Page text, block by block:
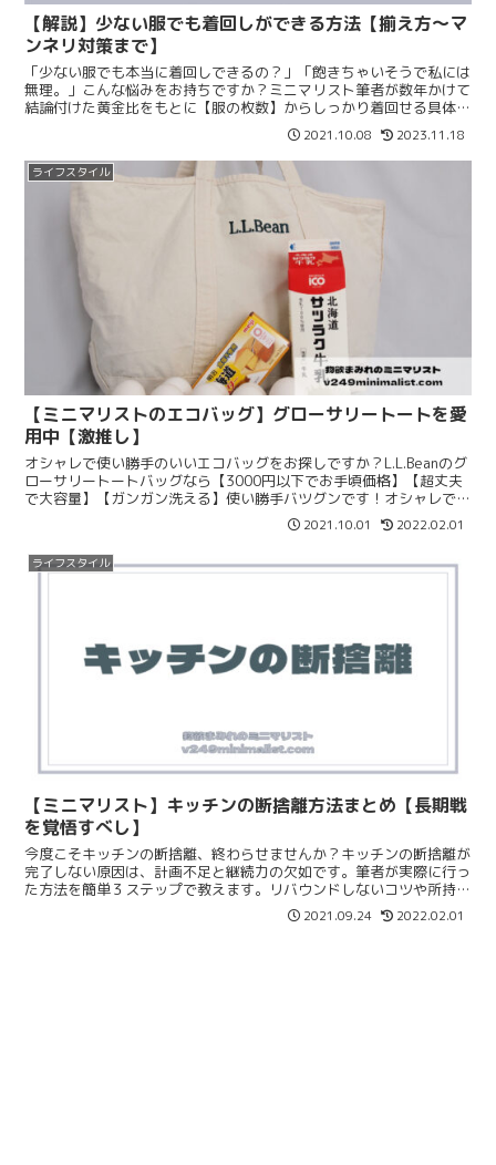
【解説】少ない服でも着回しができる方法【揃え方〜マ
ンネリ対策まで】
「少ない服でも本当に着回しできるの？」「飽きちゃいそうで私には
無理。」こんな悩みをお持ちですか？ミニマリスト筆者が数年かけて
結論付けた黄金比をもとに【服の枚数】からしっかり着回せる具体的
な【アイテムの選び方】【マンネリ対策方法】をまとめます。
2021.10.08 2023.11.18
ライフスタイル
【ミニマリストのエコバッグ】グローサリートートを愛
用中【激推し】
オシャレで使い勝手のいいエコバッグをお探しですか？L.L.Beanのグ
ローサリートートバッグなら【3000円以下でお手頃価格】【超丈夫
で大容量】【ガンガン洗える】使い勝手バツグンです！オシャレで実
用的なエコバッグが欲しい人は必見ですよ。2021.10.01 2022.02.01
ライフスタイル
【ミニマリスト】キッチンの断捨離方法まとめ【長期戦
を覚悟すべし】
今度こそキッチンの断捨離、終わらせませんか？キッチンの断捨離が
完了しない原因は、計画不足と継続力の欠如です。筆者が実際に行っ
た方法を簡単３ステップで教えます。リバウンドしないコツや所持数
の目安もまとめます。ぜひ参考にしてみて下さい♡
2021.09.24 2022.02.01